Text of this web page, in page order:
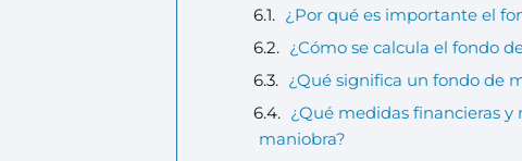
¿Por qué es importante el
¿Cómo se calcula el fondo
¿Qué significa un fondo de
¿Qué medidas financieras
maniobra?